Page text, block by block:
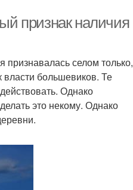
признак наличия
селом только,
власти большевиков. Те
Однако
это некому. Однако